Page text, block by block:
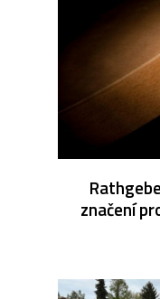
značení